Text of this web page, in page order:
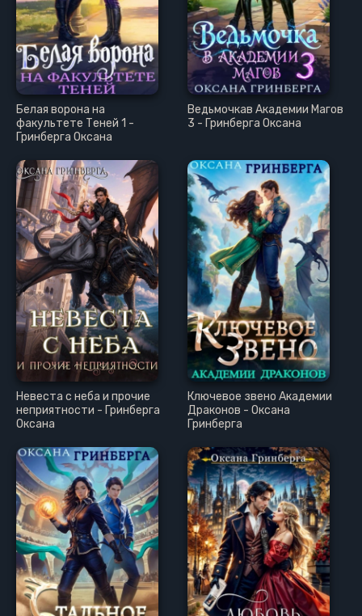
Белая ворона на
факультете Теней 1 -
Гринберга Оксана
Ведьмочкав Академии Магов
3 - Гринберга Оксана
Невеста с неба и прочие
неприятности - Гринберга
Оксана
Ключевое звено Академии
Драконов - Оксана
Гринберга